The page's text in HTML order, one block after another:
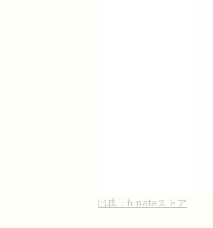
出典： hinataストア